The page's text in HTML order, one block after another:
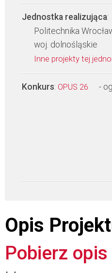
Jednostka realizująca:
Politechnika
woj. dolnośląskie
Inne projekty tej
Konkurs: OPUS 26 -
Opis
Pobierz